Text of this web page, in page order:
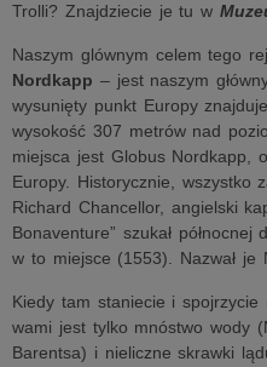
Trolli? Znajdziecie je tu w
Naszym glównym celem tego
Nordkapp – jest naszym
wysunięty punkt Europy
wysokość 307 metrów nad
miejsca jest Globus Nordkapp,
Europy. Historycznie, wszystko
Richard Chancellor, angielski
Bonaventure” szukał
w to miejsce (1553). Nazwał je
Kiedy tam staniecie i spojrzycie
wami jest tylko mnóstwo wody
Barentsa) i nieliczne skrawki